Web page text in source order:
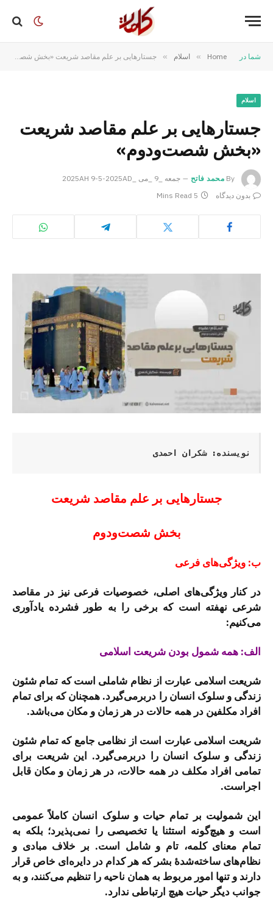
شما در Home
» اسلام » جستارهایی بر علم مقاصد شریعت «بخش شصت‌ودوم»
اسلام
جستارهایی بر علم مقاصد شریعت
«بخش شصت‌ودوم»
By محمد فاتح
جمعه _9 _می _2025AH 9-5-2025AD
بدون دیدگاه
5 Mins Read
نویسنده: شکران احمدی
جستارهایی بر علم مقاصد شریعت
بخش شصت‌ودوم
ب: ویژگی‌های فرعی
در کنار ویژگی‌های اصلی، خصوصیات فرعی نیز در مقاصد
شرعی نهفته است که برخی را به طور فشرده یادآوری
می‌کنیم:
الف: همه شمول بودن شریعت اسلامی
شریعت اسلامی عبارت از نظام شاملی است که تمام شئون
زندگی و سلوک انسان را دربرمی‌گیرد. همچنان که برای تمام
افراد مکلفین در همه حالات در هر زمان و مکان می‌باشد.
شریعت اسلامی عبارت است از نظامی جامع که تمام شئون
زندگی و سلوک انسان را دربرمی‌گیرد. این شریعت برای
تمامی افراد مکلف در همه حالات، در هر زمان و مکان قابل
اجراست.
این شمولیت بر تمام حیات و سلوک انسان کاملاً عمومی
است و هیچ‌گونه استثنا یا تخصیصی را نمی‌پذیرد؛ بلکه به
تمام معنای کلمه، تام و شامل است. بر خلاف مبادی و
نظام‌های ساخته‌شدۀ بشر که هر کدام در دایره‌ای خاص قرار
دارند و تنها امور مربوط به همان ناحیه را تنظیم می‌کنند، و به
جوانب دیگر حیات هیچ ارتباطی ندارد.